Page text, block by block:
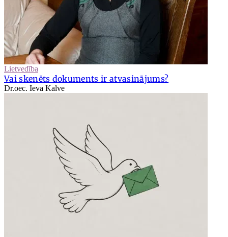
Lietvedība
Vai skenēts dokuments ir atvasinājums?
Dr.oec. Ieva Kalve